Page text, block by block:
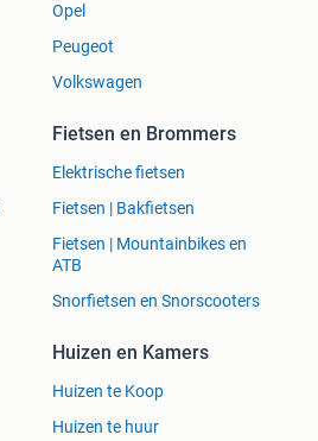
Opel
Peugeot
Volkswagen
Fietsen en Brommers
Elektrische fietsen
Fietsen | Bakfietsen
Fietsen | Mountainbikes en
ATB
Snorfietsen en Snorscooters
Huizen en Kamers
Huizen te Koop
Huizen te huur